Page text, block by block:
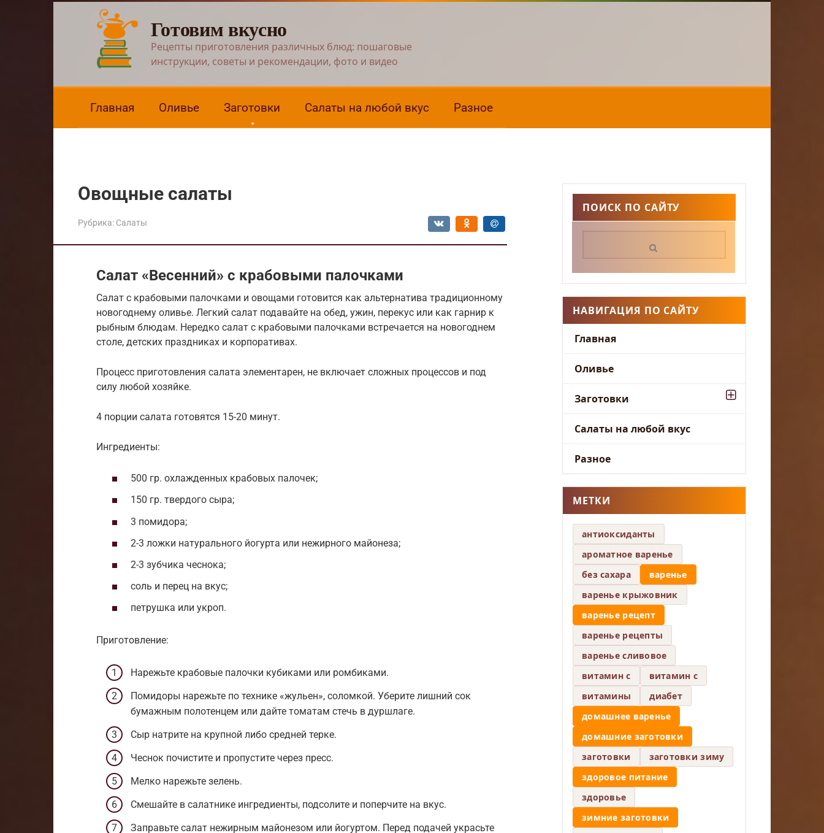
Готовим вкусно
Рецепты приготовления различных блюд: пошаговые
инструкции, советы и рекомендации, фото и видео
Главная Оливье Заготовки Салаты на любой вкус Разное
Овощные салаты
Рубрика: Салаты
Салат «Весенний» с крабовыми палочками
Салат с крабовыми палочками и овощами готовится как альтернатива традиционному
новогоднему оливье. Легкий салат подавайте на обед, ужин, перекус или как гарнир к
рыбным блюдам. Нередко салат с крабовыми палочками встречается на новогоднем
столе, детских праздниках и корпоративах.
Процесс приготовления салата элементарен, не включает сложных процессов и под
силу любой хозяйке.
4 порции салата готовятся 15-20 минут.
Ингредиенты:
500 гр. охлажденных крабовых палочек;
150 гр. твердого сыра;
3 помидора;
2-3 ложки натурального йогурта или нежирного майонеза;
2-3 зубчика чеснока;
соль и перец на вкус;
петрушка или укроп.
Приготовление:
Нарежьте крабовые палочки кубиками или ромбиками.
Помидоры нарежьте по технике «жульен», соломкой. Уберите лишний сок
бумажным полотенцем или дайте томатам стечь в дуршлаге.
Сыр натрите на крупной либо средней терке.
Чеснок почистите и пропустите через пресс.
Мелко нарежьте зелень.
Смешайте в салатнике ингредиенты, подсолите и поперчите на вкус.
Заправьте салат нежирным майонезом или йогуртом. Перед подачей украсьте
ПОИСК ПО САЙТУ
НАВИГАЦИЯ ПО САЙТУ
Главная
Оливье
Заготовки
Салаты на любой вкус
Разное
МЕТКИ
антиоксиданты
ароматное варенье
без сахара
варенье
варенье крыжовник
варенье рецепт
варенье рецепты
варенье сливовое
витамин c
витамин с
витамины
диабет
домашнее варенье
домашние заготовки
заготовки
заготовки зиму
здоровое питание
здоровье
зимние заготовки